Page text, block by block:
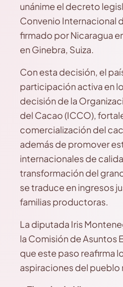
unánime el decreto
Convenio Internacional
firmado por Nicaragua
en Ginebra, Suiza.
Con esta decisión, el
participación activa en
decisión de la
del Cacao (ICCO),
comercialización del
además de promover
internacionales de
transformación del
se traduce en ingresos
familias productoras.
La diputada Iris
la Comisión de Asuntos
que este paso reafirma
aspiraciones del pueblo